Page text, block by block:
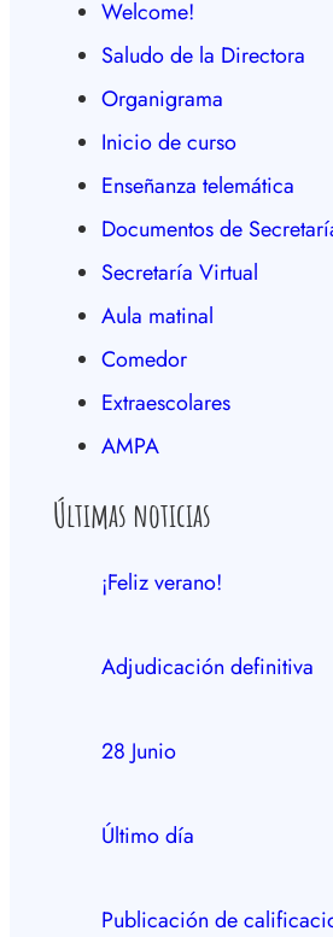
Welcome!
Saludo de la Directora
Organigrama
Inicio de curso
Enseñanza telemática
Documentos de
Secretaría Virtual
Aula matinal
Comedor
Extraescolares
AMPA
Últimas noticias
¡Feliz verano!
Adjudicación definitiva
28 Junio
Último día
Publicación de